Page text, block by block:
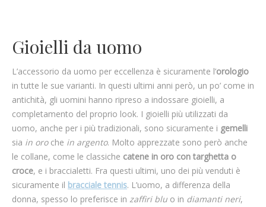
Gioielli da uomo
L’accessorio da uomo per eccellenza è sicuramente l’orologio
in tutte le sue varianti. In questi ultimi anni però, un po’ come in
antichità, gli uomini hanno ripreso a indossare gioielli, a
completamento del proprio look. I gioielli più utilizzati da
uomo, anche per i più tradizionali, sono sicuramente i gemelli
sia in oroche in argento. Molto apprezzate sono però anche
le collane, come le classiche catene in oro con targhetta o
croce, e i braccialetti. Fra questi ultimi, uno dei più venduti è
sicuramente il bracciale tennis. L’uomo, a differenza della
donna, spesso lo preferisce in zaffiri blu o in diamanti neri,